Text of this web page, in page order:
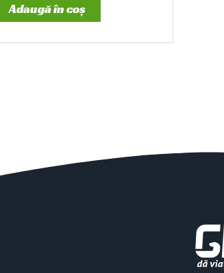
Adaugă în coș